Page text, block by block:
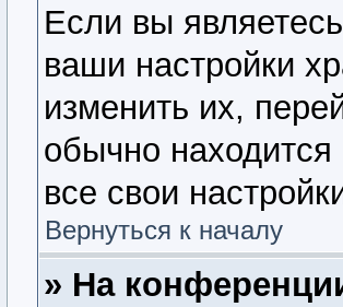
Если вы
ваши настройки
изменить их,
обычно
все свои
Вернуться к началу
» На